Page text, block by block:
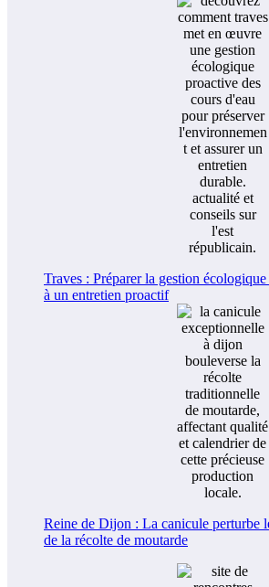
Traves : Préparer la gestion écologique
à un entretien proactif
Reine de Dijon : La canicule perturbe
de la récolte de moutarde